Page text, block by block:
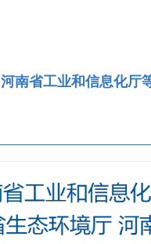
河南省工业和信息化厅